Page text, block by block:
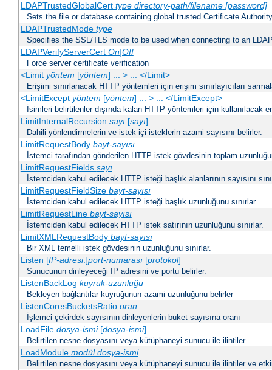
LDAPTrustedGlobalCert type directory-path/filename [password]
Sets the file or database containing global trusted Certificate
LDAPTrustedMode type
Specifies the SSL/TLS mode to be used when connecting to an
LDAPVerifyServerCert On|Off
Force server certificate verification
<Limit yöntem [yöntem] ... > ... </Limit>
Erişimi sınırlanacak HTTP yöntemleri için erişim sınırlayıcıları
<LimitExcept yöntem [yöntem] ... > ... </LimitExcept>
İsimleri belirtilenler dışında kalan HTTP yöntemleri için kullanılacak
LimitInternalRecursion sayı[sayı]
Dahili yönlendirmelerin ve istek içi isteklerin azami sayısını belirler.
LimitRequestBody bayt-sayısı
İstemci tarafından gönderilen HTTP istek gövdesinin toplam
LimitRequestFields sayı
İstemciden kabul edilecek HTTP isteği başlık alanlarının sayısını
LimitRequestFieldSize bayt-sayısı
İstemciden kabul edilecek HTTP isteği başlık uzunluğunu sınırlar.
LimitRequestLine bayt-sayısı
İstemciden kabul edilecek HTTP istek satırının uzunluğunu sınırlar.
LimitXMLRequestBody bayt-sayısı
Bir XML temelli istek gövdesinin uzunluğunu sınırlar.
Listen [IP-adresi:]port-numarası[protokol]
Sunucunun dinleyeceği IP adresini ve portu belirler.
ListenBackLog kuyruk-uzunluğu
Bekleyen bağlantılar kuyruğunun azami uzunluğunu belirler
ListenCoresBucketsRatio oran
İşlemci çekirdek sayısının dinleyenlerin buket sayısına oranı
LoadFile dosya-ismi[dosya-ismi] ...
Belirtilen nesne dosyasını veya kütüphaneyi sunucu ile ilintiler.
LoadModule modül dosya-ismi
Belirtilen nesne dosyasını veya kütüphaneyi sunucu ile ilintiler ve